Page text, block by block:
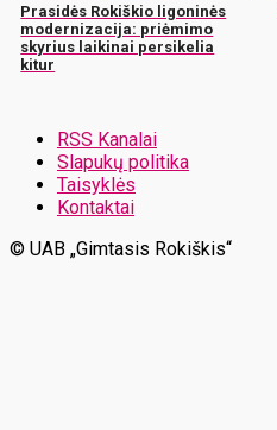
Prasidės Rokiškio ligoninės
modernizacija: priėmimo
skyrius laikinai persikelia
kitur
RSS Kanalai
Slapukų politika
Taisyklės
Kontaktai
© UAB „Gimtasis Rokiškis“